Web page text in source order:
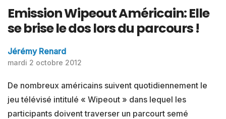
Emission Wipeout Américain: Elle
se brise le dos lors du parcours !
Jérémy Renard
mardi 2 octobre 2012
De nombreux américains suivent quotidiennement le
jeu télévisé intitulé « Wipeout » dans lequel les
participants doivent traverser un parcourt semé